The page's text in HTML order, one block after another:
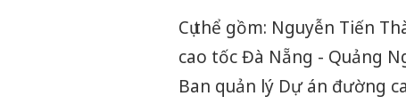
Cụ thể gồm: Nguyễn Tiến
cao tốc Đà Nẵng - Quảng
Ban quản lý Dự án đường